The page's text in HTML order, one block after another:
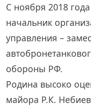
С ноября 2018
начальник
управления –
обороны РФ.
Родина высоко
майора Р.К.